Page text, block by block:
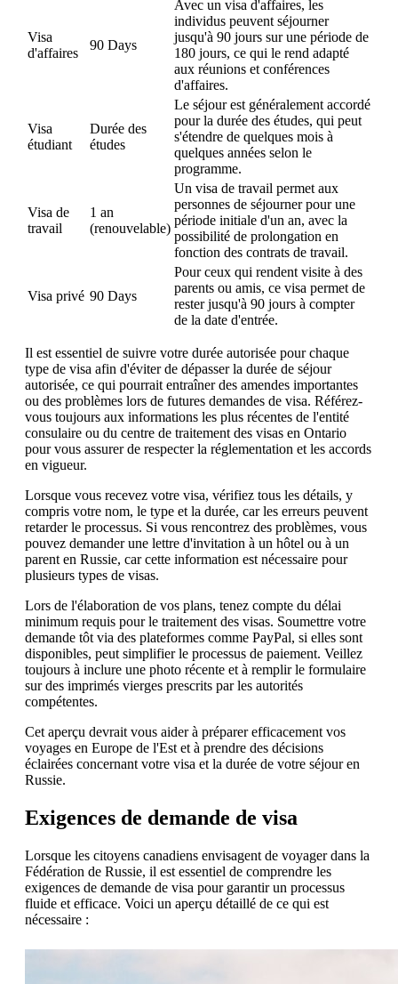
Visa
d'affaires
90 Days
Avec un visa d'affaires, les
individus peuvent séjourner
jusqu'à 90 jours sur une période de
180 jours, ce qui le rend adapté
aux réunions et conférences
d'affaires.
Visa
étudiant
Durée des
études
Le séjour est généralement accordé
pour la durée des études, qui peut
s'étendre de quelques mois à
quelques années selon le
programme.
Visa de
travail
1 an
(renouvelable)
Un visa de travail permet aux
personnes de séjourner pour une
période initiale d'un an, avec la
possibilité de prolongation en
fonction des contrats de travail.
Visa privé 90 Days
Pour ceux qui rendent visite à des
parents ou amis, ce visa permet de
rester jusqu'à 90 jours à compter
de la date d'entrée.
Il est essentiel de suivre votre durée autorisée pour chaque
type de visa afin d'éviter de dépasser la durée de séjour
autorisée, ce qui pourrait entraîner des amendes importantes
ou des problèmes lors de futures demandes de visa. Référez-
vous toujours aux informations les plus récentes de l'entité
consulaire ou du centre de traitement des visas en Ontario
pour vous assurer de respecter la réglementation et les accords
en vigueur.
Lorsque vous recevez votre visa, vérifiez tous les détails, y
compris votre nom, le type et la durée, car les erreurs peuvent
retarder le processus. Si vous rencontrez des problèmes, vous
pouvez demander une lettre d'invitation à un hôtel ou à un
parent en Russie, car cette information est nécessaire pour
plusieurs types de visas.
Lors de l'élaboration de vos plans, tenez compte du délai
minimum requis pour le traitement des visas. Soumettre votre
demande tôt via des plateformes comme PayPal, si elles sont
disponibles, peut simplifier le processus de paiement. Veillez
toujours à inclure une photo récente et à remplir le formulaire
sur des imprimés vierges prescrits par les autorités
compétentes.
Cet aperçu devrait vous aider à préparer efficacement vos
voyages en Europe de l'Est et à prendre des décisions
éclairées concernant votre visa et la durée de votre séjour en
Russie.
Exigences de demande de visa
Lorsque les citoyens canadiens envisagent de voyager dans la
Fédération de Russie, il est essentiel de comprendre les
exigences de demande de visa pour garantir un processus
fluide et efficace. Voici un aperçu détaillé de ce qui est
nécessaire :